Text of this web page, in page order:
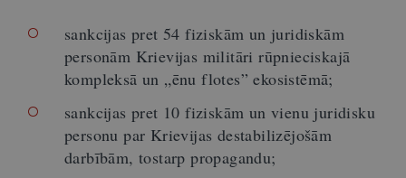
sankcijas pret 54 fiziskām un juridiskām
personām Krievijas militāri rūpnieciskajā
kompleksā un „ēnu flotes” ekosistēmā;
sankcijas pret 10 fiziskām un vienu juridisku
personu par Krievijas destabilizējošām
darbībām, tostarp propagandu;